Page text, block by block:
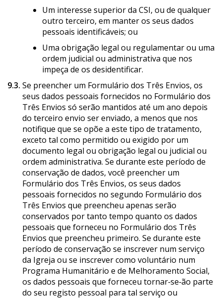
Um interesse superior da CSI, ou de qualquer
outro terceiro, em manter os seus dados
pessoais identificáveis; ou
Uma obrigação legal ou regulamentar ou uma
ordem judicial ou administrativa que nos
impeça de os desidentificar.
9.3. Se preencher um Formulário dos Três Envios, os
seus dados pessoais fornecidos no Formulário dos
Três Envios só serão mantidos até um ano depois
do terceiro envio ser enviado, a menos que nos
notifique que se opõe a este tipo de tratamento,
exceto tal como permitido ou exigido por um
documento legal ou obrigação legal ou judicial ou
ordem administrativa. Se durante este período de
conservação de dados, você preencher um
Formulário dos Três Envios, os seus dados
pessoais fornecidos no segundo Formulário dos
Três Envios que preencheu apenas serão
conservados por tanto tempo quanto os dados
pessoais que forneceu no Formulário dos Três
Envios que preencheu primeiro. Se durante este
período de conservação se inscrever num serviço
da Igreja ou se inscrever como voluntário num
Programa Humanitário e de Melhoramento Social,
os dados pessoais que forneceu tornar‑se‑ão parte
do seu registo pessoal para tal serviço ou